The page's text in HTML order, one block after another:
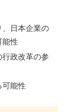
、日本企業の
能性
政改革の参
可能性